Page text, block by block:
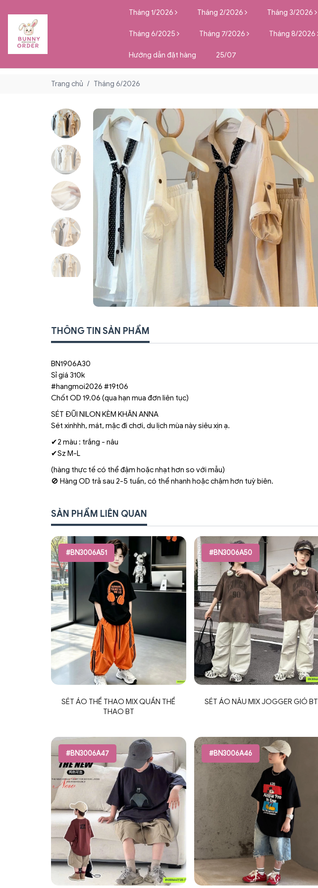
Tháng 1/2026 Tháng 2/2026 Tháng 3/2026
Tháng 6/2025 Tháng 7/2026 Tháng 8/2026
Hướng dẫn đặt hàng 25/07
Trang chủ / Tháng 6/2026
THÔNG TIN SẢN PHẨM
BN1906A30
Sỉ giá 310k
#hangmoi2026 #19t06
Chốt OD 19.06 (qua hạn mua đơn liên tục)
SÉT ĐŨI NILON KÈM KHĂN ANNA
Sét xinhhh, mát, mặc đi chơi, du lịch mùa này siêu xịn ạ.
✔2 màu : trắng - nâu
✔Sz M-L
(hàng thực tế có thể đậm hoặc nhạt hơn so với mẫu)
🚫 Hàng OD trả sau 2-5 tuần, có thể nhanh hoặc chậm hơn tuỳ biên.
SẢN PHẨM LIÊN QUAN
#BN3006A51
SÉT ÁO THỂ THAO MIX QUẦN THỂ
THAO BT
#BN3006A50
SÉT ÁO NÂU MIX JOGGER GIÓ BT
#BN3006A47 #BN3006A46